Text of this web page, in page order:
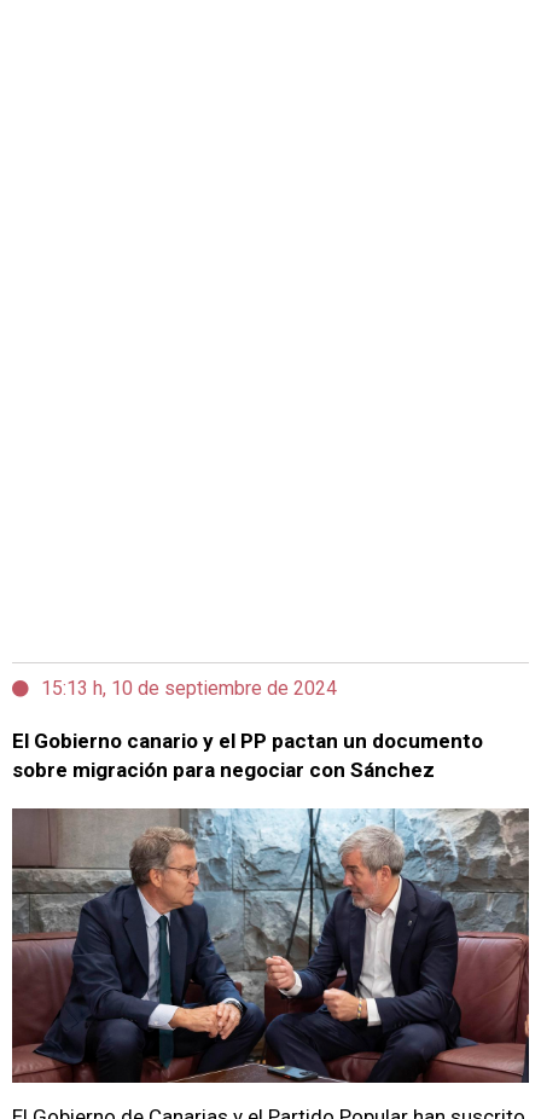
15:13 h, 10 de septiembre de 2024
El Gobierno canario y el PP pactan un documento
sobre migración para negociar con Sánchez